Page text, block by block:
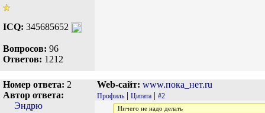
ICQ: 345685652
Вопросов: 96
Ответов: 1212
Номер ответа: 2
Автор ответа:
Эндрю
Web-сайт: www.пока_нет.ru
Профиль | Цитата | #2
Ничего не надо делать